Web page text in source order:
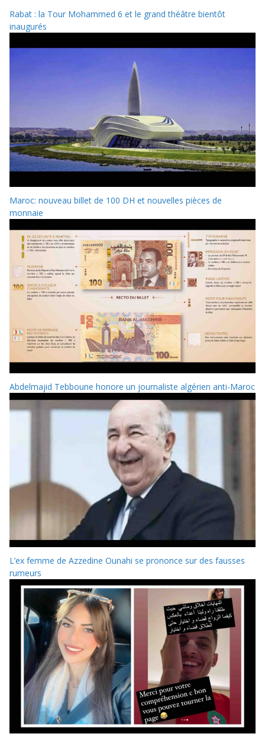
Rabat : la Tour Mohammed 6 et le grand théâtre bientôt
inaugurés
Maroc: nouveau billet de 100 DH et nouvelles pièces de
monnaie
Abdelmajid Tebboune honore un journaliste algérien anti-Maroc
L’ex femme de Azzedine Ounahi se prononce sur des fausses
rumeurs